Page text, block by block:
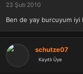
23 Şub 2010
Ben de yay burcuyum iyi
schutze07
Kayıtlı Üye